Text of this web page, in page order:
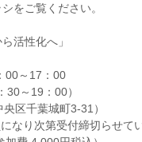
をご覧ください。
活性化へ」
00～17：00
19：00）
区千葉城町3-31）
なり次第受付締切らせて